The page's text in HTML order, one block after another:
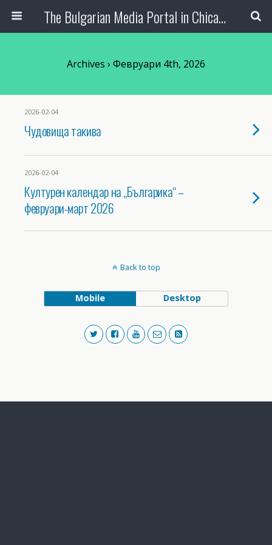
The Bulgarian Media Portal in Chicago
Archives › Февруари 4th, 2026
2026-02-04
Чудовища такива
2026-02-04
Културен календар на „Българика“ –
февруари-март 2026
Back to top
Mobile Desktop